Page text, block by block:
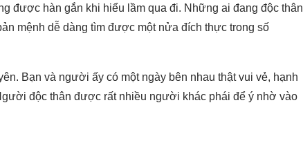
được hàn gắn khi hiểu lầm qua đi. Những ai đang độc thân
mệnh dễ dàng tìm được một nửa đích thực trong số
Bạn và người ấy có một ngày bên nhau thật vui vẻ, hạnh
độc thân được rất nhiều người khác phái để ý nhờ vào